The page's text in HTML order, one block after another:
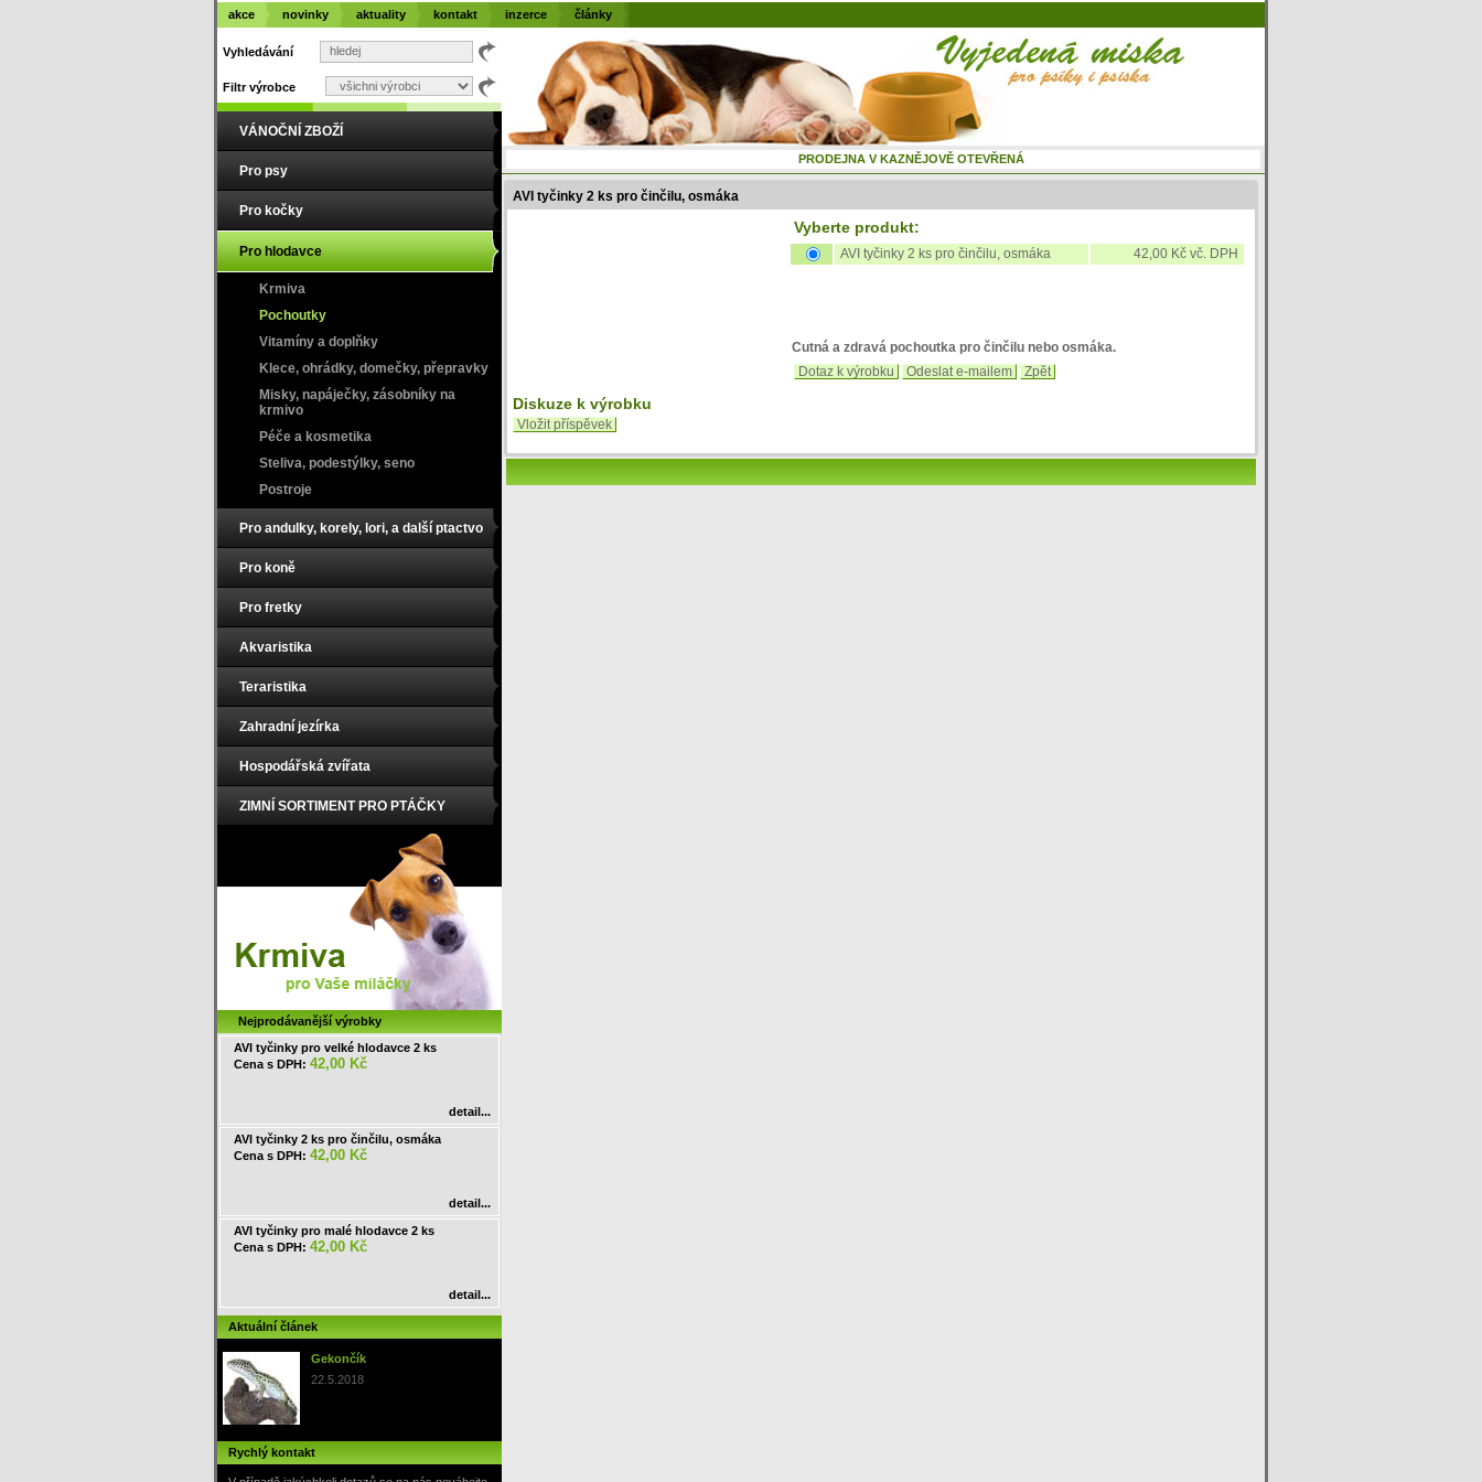
AVI tyčinky 2 ks pro činčilu, osmáka
Vyberte produkt:
AVI tyčinky 2 ks pro činčilu, osmáka 42,00 Kč vč. DPH
Cutná a zdravá pochoutka pro činčilu nebo osmáka.
Dotaz k výrobku
Odeslat e-mailem Zpět
Diskuze k výrobku
Vložit příspěvek
PRODEJNA V KAZNĚJOVĚ OTEVŘENÁ
Vyhledávání
Filtr výrobce
VÁNOČNÍ ZBOŽÍ
Pro psy
Pro kočky
Pro hlodavce
Krmiva
Pochoutky
Vitamíny a doplňky
Klece, ohrádky, domečky, přepravky
Misky, napáječky, zásobníky na
krmivo
Péče a kosmetika
Steliva, podestýlky, seno
Postroje
Pro andulky, korely, lori, a další ptactvo
Pro koně
Pro fretky
Akvaristika
Teraristika
Zahradní jezírka
Hospodářská zvířata
ZIMNÍ SORTIMENT PRO PTÁČKY
Nejprodávanější výrobky
AVI tyčinky pro velké hlodavce 2 ks
Cena s DPH: 42,00 Kč
detail...
AVI tyčinky 2 ks pro činčilu, osmáka
Cena s DPH: 42,00 Kč
detail...
AVI tyčinky pro malé hlodavce 2 ks
Cena s DPH: 42,00 Kč
detail...
Aktuální článek
Gekončík
22.5.2018
Rychlý kontakt
akce novinky aktuality kontakt inzerce články